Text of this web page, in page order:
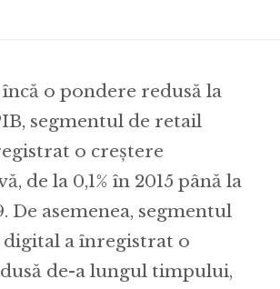
o pondere redusă la
segmentul de retail
o creștere
de la 0,1% în 2015 până la
De asemenea, segmentul
digital a înregistrat o
de-a lungul timpului,